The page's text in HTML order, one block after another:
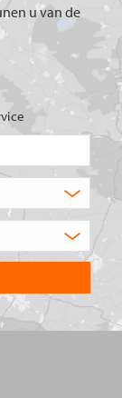
u van de